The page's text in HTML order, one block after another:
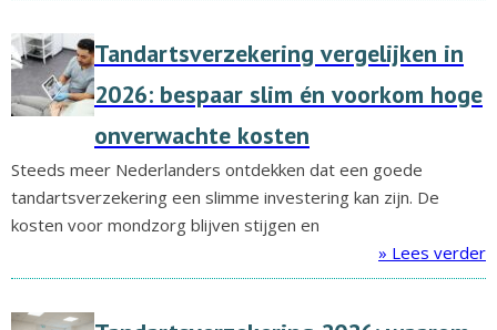
Tandartsverzekering vergelijken in
2026: bespaar slim én voorkom hoge
onverwachte kosten
Steeds meer Nederlanders ontdekken dat een goede
tandartsverzekering een slimme investering kan zijn. De
kosten voor mondzorg blijven stijgen en
» Lees verder